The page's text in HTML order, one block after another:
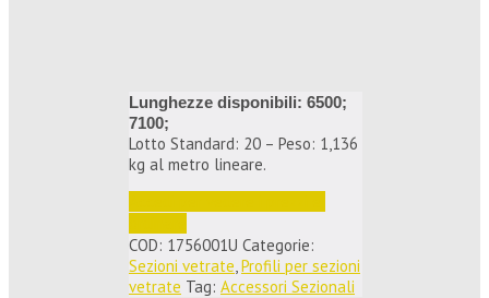
Lunghezze disponibili: 6500;
7100;
Lotto Standard: 20 – Peso: 1,136
kg al metro lineare.
COD: 1756001U Categorie:
Sezioni vetrate,Profili per sezioni
vetrate Tag: Accessori Sezionali